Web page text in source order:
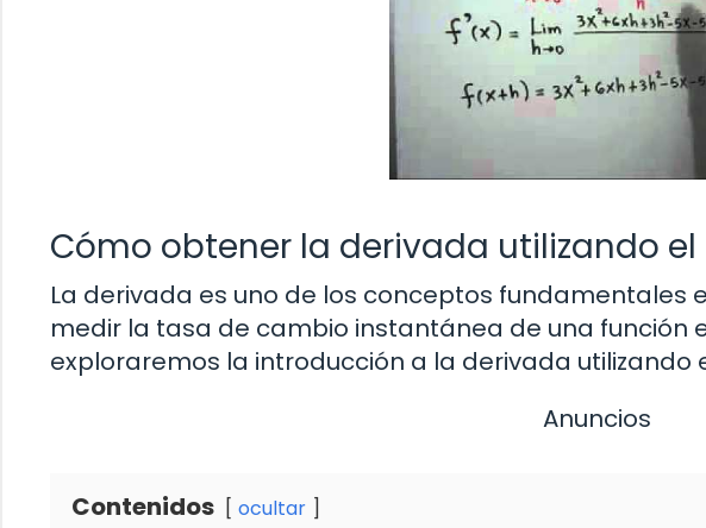
Cómo obtener la derivada utilizando
La derivada es uno de los conceptos fundamentales
medir la tasa de cambio instantánea de una función
exploraremos la introducción a la derivada utilizando
Anuncios
Contenidos ocultar